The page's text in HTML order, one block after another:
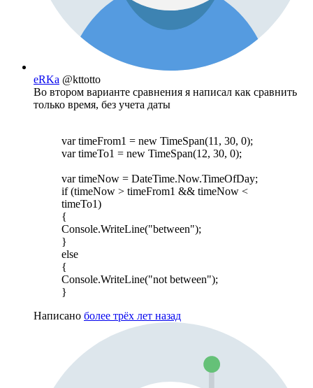
eRKa @kttotto
Во втором варианте сравнения я написал как сравнить
только время, без учета даты
var timeFrom1 = new TimeSpan(11, 30, 0);
var timeTo1 = new TimeSpan(12, 30, 0);
var timeNow = DateTime.Now.TimeOfDay;
if (timeNow > timeFrom1 && timeNow <
timeTo1)
{
Console.WriteLine("between");
}
else
{
Console.WriteLine("not between");
}
Написано более трёх лет назад